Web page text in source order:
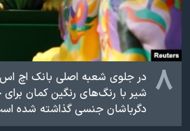
۸ در جلوی شعبه اصلی‌ بانک اچ
شیر با رنگ‌های رنگین کمان
دگرباشان جنسی‌ گذاشته شده